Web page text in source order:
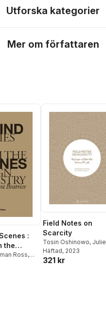
Utforska kategorier
Mer om författaren
:
the
Ross,
Cirelli
Field Notes on
Scarcity
Tosin Oshinowo, Julie
Cirelli
Häftad, 2023
321 kr